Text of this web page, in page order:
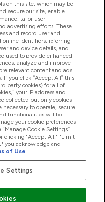
on this site, which may be
secure our site, enable
tailor user
advertising efforts. These
and record user and
online identifiers, referring
and device details, and
used to provide enhanced
analyze and improve
relevant content and ads
If you click “Accept All” this
party cookies) for all of
your IP address and
collected but only cookies
to operate, secure
functionalities will be
your cookie preferences
Cookie Settings”
clicking "Accept All," "Limit
you acknowledge and
of Use.
Settings